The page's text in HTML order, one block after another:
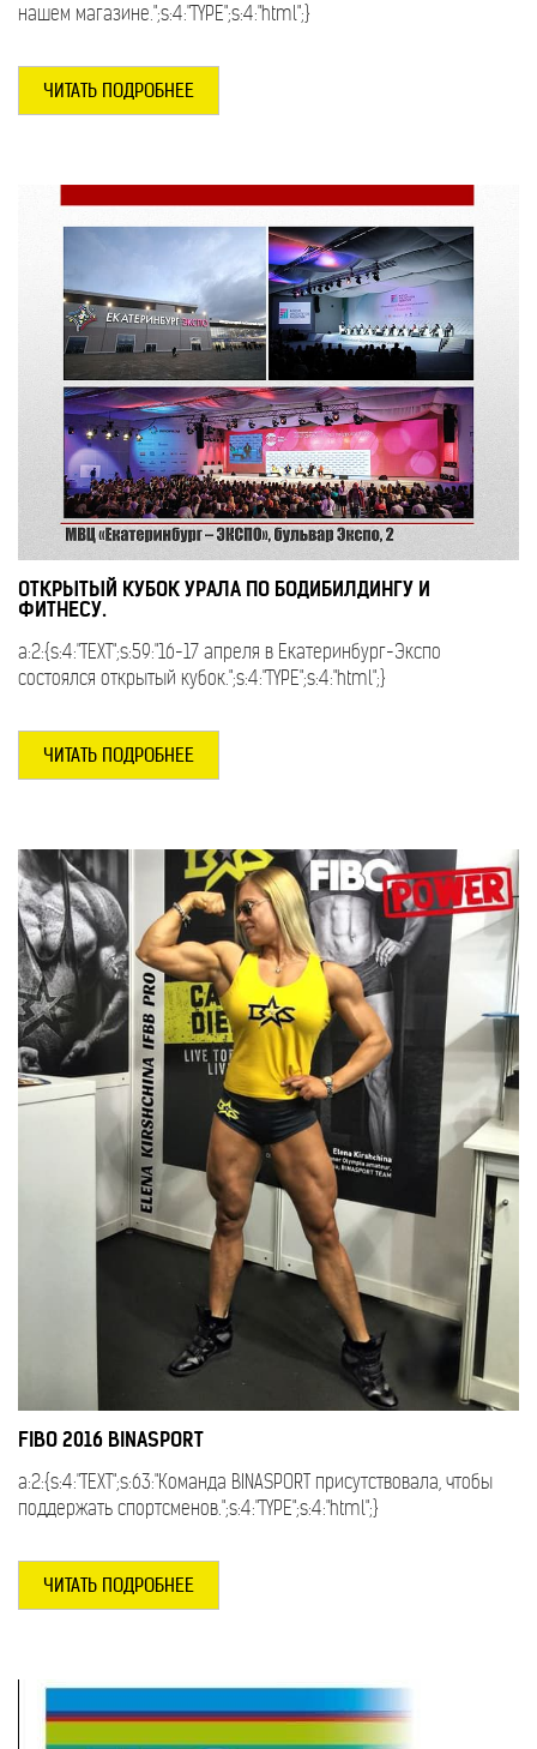
нашем магазине.";s:4:"TYPE";s:4:"html";}
ЧИТАТЬ ПОДРОБНЕЕ
ОТКРЫТЫЙ КУБОК УРАЛА ПО БОДИБИЛДИНГУ И
ФИТНЕСУ.
a:2:{s:4:"TEXT";s:59:"16-17 апреля в Екатеринбург-Экспо
состоялся открытый кубок.";s:4:"TYPE";s:4:"html";}
ЧИТАТЬ ПОДРОБНЕЕ
FIBO 2016 BINASPORT
a:2:{s:4:"TEXT";s:63:"Команда BINASPORT присутствовала, чтобы
поддержать спортсменов.";s:4:"TYPE";s:4:"html";}
ЧИТАТЬ ПОДРОБНЕЕ